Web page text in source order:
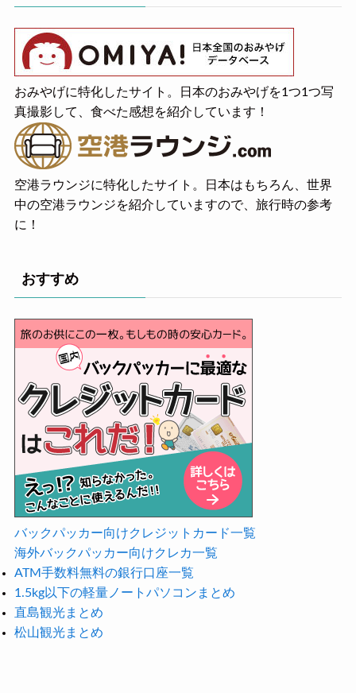
おみやげに特化したサイト。日本のおみやげを1つ1つ写
真撮影して、食べた感想を紹介しています！
空港ラウンジに特化したサイト。日本はもちろん、世界
中の空港ラウンジを紹介していますので、旅行時の参考
に！
おすすめ
バックパッカー向けクレジットカード一覧
海外バックパッカー向けクレカ一覧
ATM手数料無料の銀行口座一覧
1.5kg以下の軽量ノートパソコンまとめ
直島観光まとめ
松山観光まとめ